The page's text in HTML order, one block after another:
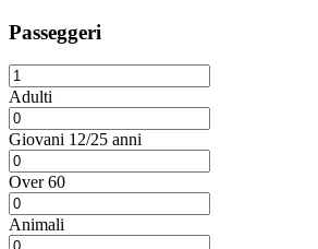
Passeggeri
Adulti
Giovani 12/25 anni
Over 60
Animali